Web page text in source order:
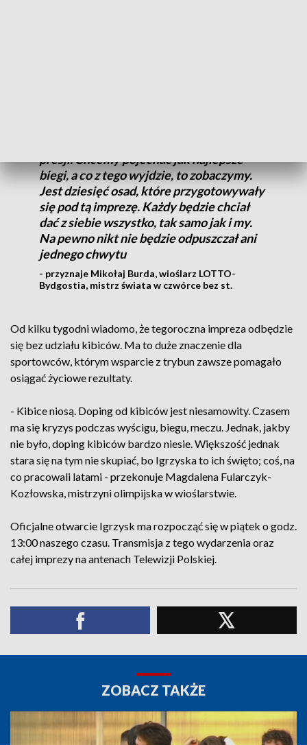
presji. Chcemy pojechać jak najlepsze
biegi, a co z tego wyjdzie, to zobaczymy.
Jest dziesięć osad, które przygotowywały
się pod tą imprezę. Każdy będzie chciał
dać z siebie wszystko, tak samo jak i my.
Na pewno nikt nie będzie odpuszczał ani
jednego chwytu
- przyznaje Mikołaj Burda, wioślarz LOTTO-
Bydgostia, mistrz świata w czwórce bez st.
Od kilku tygodni wiadomo, że tegoroczna impreza odbędzie
się bez udziału kibiców. Ma to duże znaczenie dla
sportowców, którym wsparcie z trybun zawsze pomagało
osiągać życiowe rezultaty.
- Kibice niosą. Doping od kibiców jest niesamowity. Czasem
ma się kryzys podczas wyścigu, biegu, meczu. Jednak, jakby
nie było, doping kibiców bardzo niesie. Większość jednak
stara się na tym nie skupiać, bo Igrzyska to ich święto; coś, na
co pracowali latami - przekonuje Magdalena Fularczyk-
Kozłowska, mistrzyni olimpijska w wioślarstwie.
Oficjalne otwarcie Igrzysk ma rozpocząć się w piątek o godz.
13:00 naszego czasu. Transmisja z tego wydarzenia oraz
całej imprezy na antenach Telewizji Polskiej.
ZOBACZ TAKŻE